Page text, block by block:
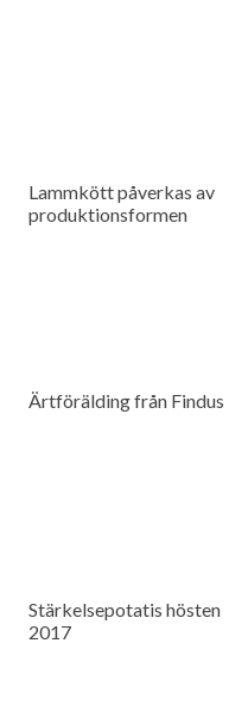
Lammkött påverkas av
produktionsformen
Ärtförälding från Findus
Stärkelsepotatis hösten
2017